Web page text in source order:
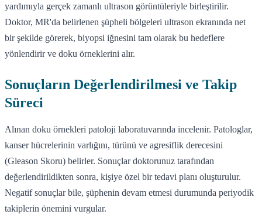
yardımıyla gerçek zamanlı ultrason görüntüleriyle birleştirilir.
Doktor, MR'da belirlenen şüpheli bölgeleri ultrason ekranında net
bir şekilde görerek, biyopsi iğnesini tam olarak bu hedeflere
yönlendirir ve doku örneklerini alır.
Sonuçların Değerlendirilmesi ve Takip
Süreci
Alınan doku örnekleri patoloji laboratuvarında incelenir. Patologlar,
kanser hücrelerinin varlığını, türünü ve agresiflik derecesini
(Gleason Skoru) belirler. Sonuçlar doktorunuz tarafından
değerlendirildikten sonra, kişiye özel bir tedavi planı oluşturulur.
Negatif sonuçlar bile, şüphenin devam etmesi durumunda periyodik
takiplerin önemini vurgular.